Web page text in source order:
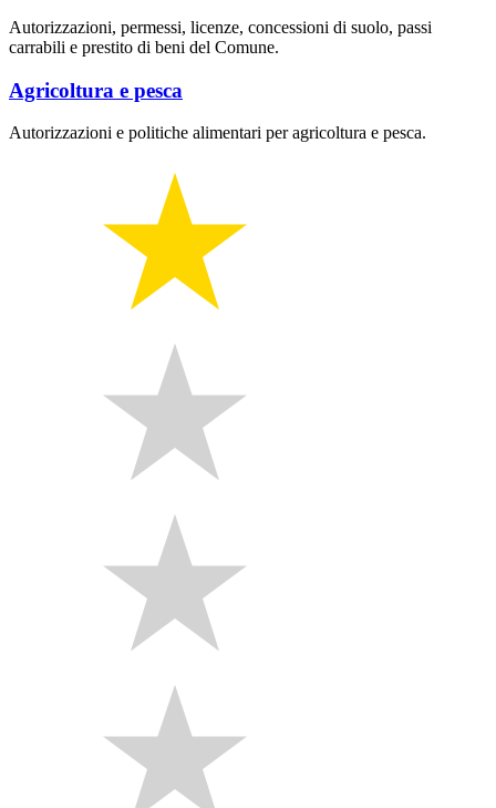
Autorizzazioni, permessi, licenze, concessioni di suolo, passi
carrabili e prestito di beni del Comune.
Agricoltura e pesca
Autorizzazioni e politiche alimentari per agricoltura e pesca.